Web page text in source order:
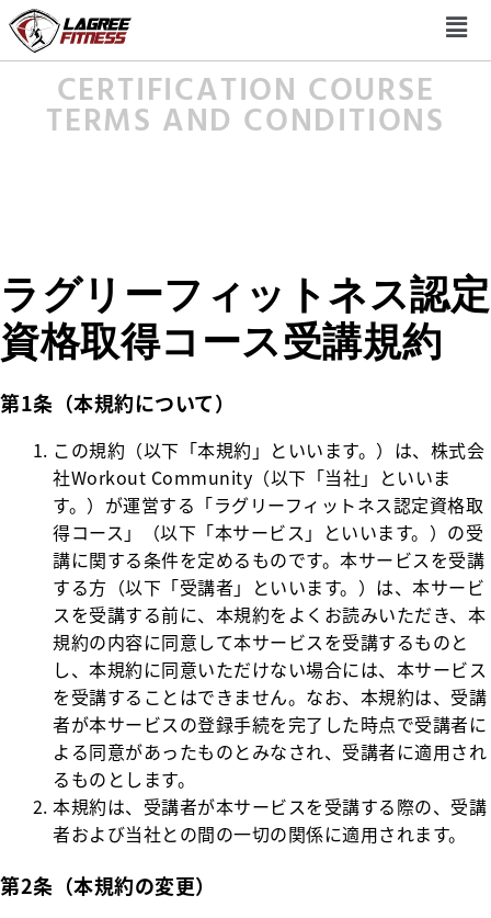
CERTIFICATION COURSE
TERMS AND CONDITIONS
ラグリーフィットネス認定
資格取得コース受講規約
第1条（本規約について）
この規約（以下「本規約」といいます。）は、株式会
社Workout Community（以下「当社」といいま
す。）が運営する「ラグリーフィットネス認定資格取
得コース」（以下「本サービス」といいます。）の受
講に関する条件を定めるものです。本サービスを受講
する方（以下「受講者」といいます。）は、本サービ
スを受講する前に、本規約をよくお読みいただき、本
規約の内容に同意して本サービスを受講するものと
し、本規約に同意いただけない場合には、本サービス
を受講することはできません。なお、本規約は、受講
者が本サービスの登録手続を完了した時点で受講者に
よる同意があったものとみなされ、受講者に適用され
るものとします。
本規約は、受講者が本サービスを受講する際の、受講
者および当社との間の一切の関係に適用されます。
第2条（本規約の変更）